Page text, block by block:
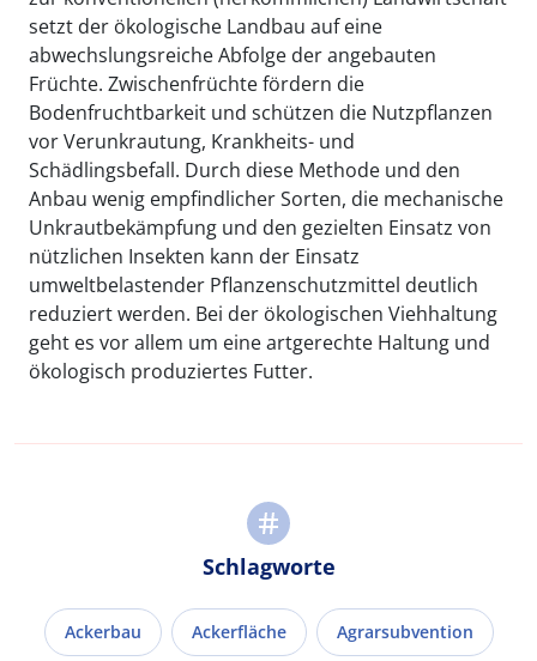
setzt der ökologische Landbau auf eine
abwechslungsreiche Abfolge der angebauten
Früchte. Zwischenfrüchte fördern die
Bodenfruchtbarkeit und schützen die Nutzpflanzen
vor Verunkrautung, Krankheits- und
Schädlingsbefall. Durch diese Methode und den
Anbau wenig empfindlicher Sorten, die mechanische
Unkrautbekämpfung und den gezielten Einsatz von
nützlichen Insekten kann der Einsatz
umweltbelastender Pflanzenschutzmittel deutlich
reduziert werden. Bei der ökologischen Viehhaltung
geht es vor allem um eine artgerechte Haltung und
ökologisch produziertes Futter.
Schlagworte
Ackerbau Ackerfläche Agrarsubvention